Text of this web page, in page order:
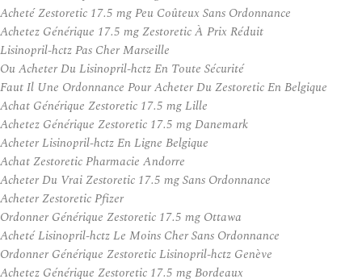
Acheté Zestoretic 17.5 mg Peu Coûteux Sans Ordonnance
Achetez Générique 17.5 mg Zestoretic À Prix Réduit
Lisinopril-hctz Pas Cher Marseille
Ou Acheter Du Lisinopril-hctz En Toute Sécurité
Faut Il Une Ordonnance Pour Acheter Du Zestoretic En Belgique
Achat Générique Zestoretic 17.5 mg Lille
Achetez Générique Zestoretic 17.5 mg Danemark
Acheter Lisinopril-hctz En Ligne Belgique
Achat Zestoretic Pharmacie Andorre
Acheter Du Vrai Zestoretic 17.5 mg Sans Ordonnance
Acheter Zestoretic Pfizer
Ordonner Générique Zestoretic 17.5 mg Ottawa
Acheté Lisinopril-hctz Le Moins Cher Sans Ordonnance
Ordonner Générique Zestoretic Lisinopril-hctz Genève
Achetez Générique Zestoretic 17.5 mg Bordeaux